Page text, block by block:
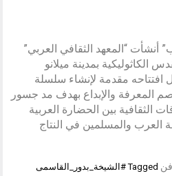
أنشأت “المعهد الثقافي العربي”
الكاثوليكية بمدينة ميلانو
افتتاحه مقدمة لإنشاء سلسلة
المعرفة والإبداع بهدف مد جسور
الثقافية بين الحضارة العربية
العرب والمسلمين في النتاج
فن Tagged #الشيخة_بدور_القاسمى